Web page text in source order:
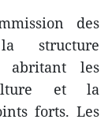
des
structure
abritant les
et la
forts. Les